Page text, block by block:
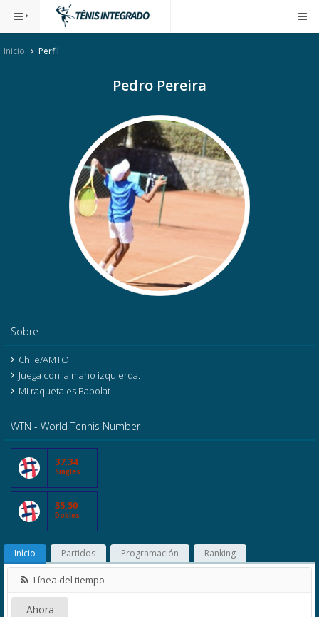
Inicio Perfil
Pedro Pereira
Sobre
Chile/AMTO
Juega con la mano izquierda.
Mi raqueta es Babolat
WTN - World Tennis Number
37,34
Singles
35,50
Dobles
Início Partidos Programación Ranking
Línea del tiempo
Ahora